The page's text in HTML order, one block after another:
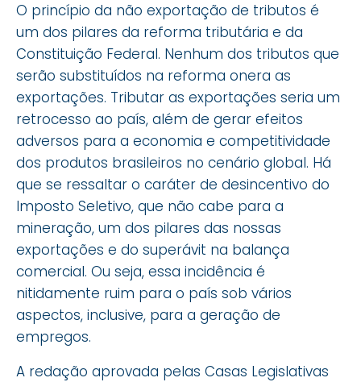
O princípio da não exportação de tributos é
um dos pilares da reforma tributária e da
Constituição Federal. Nenhum dos tributos que
serão substituídos na reforma onera as
exportações. Tributar as exportações seria um
retrocesso ao país, além de gerar efeitos
adversos para a economia e competitividade
dos produtos brasileiros no cenário global. Há
que se ressaltar o caráter de desincentivo do
Imposto Seletivo, que não cabe para a
mineração, um dos pilares das nossas
exportações e do superávit na balança
comercial. Ou seja, essa incidência é
nitidamente ruim para o país sob vários
aspectos, inclusive, para a geração de
empregos.
A redação aprovada pelas Casas Legislativas